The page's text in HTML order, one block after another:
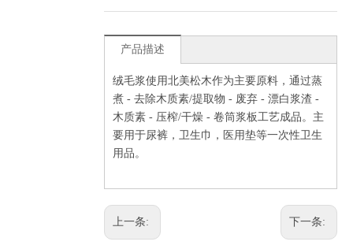
产品描述
绒毛浆使用北美松木作为主要原料，通过蒸
煮 - 去除木质素/提取物 - 废弃 - 漂白浆渣 -
木质素 - 压榨/干燥 - 卷筒浆板工艺成品。主
要用于尿裤，卫生巾，医用垫等一次性卫生
用品。
上一条: 下一条: